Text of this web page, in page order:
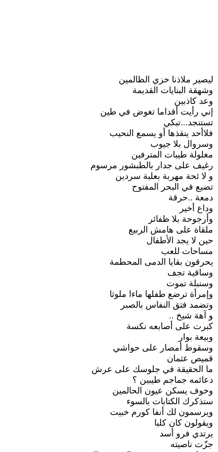
ليصير ملاذنا خزي الظالمين
وشهقة البنايات القديمة
وعد كاذبين
إني رأيت أقداما تغوض في طين
تستنجد...تبكي
فلاأحد ينقذها أو يسمع النحيب
وسروال بلا جيوب
مغلولة طيبات المترفين
رغيف على جدار بالطبشور مرسوم
و لا ئحة مهربة بعلبة سردين
تضيع في البحر المفتوح
دمعة ..حرقة
وداع أخير
وأرجوحة بلا ظفائر
ملقاة على هامش الربيع
حين لا يجد الأطفال
مساحات للعب
يحرقون بقايا الدمى المحطمة
وساقية تجف
وسنبلة تموت
وإمرأة ترضع طفلها ماءا ملوثا
وتضمد فتق النفاس بالصبر
و آهة شيخ ..
كبرت على أصابعه نكسة
وبيعة بوار
وسقوط أمصار على حواشي
قميص عثمان
ما الحقيقة في جلوسك على عرش
دعائمه جماجم طيبين ؟
وخوف يسكن عيون الحالمين
ستذكرك الكتابات بالسوء
ويرسمون لك أنفا كورم خبيت
ويقولون كان كلبا
يرتدي فرو أسد
جزّت ناصيته